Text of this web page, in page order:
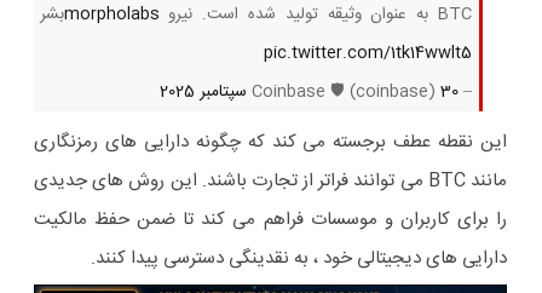
BTC به عنوان وثیقه تولید شده است. نیرو
morpholabsبشر
pic.twitter.com/1tk14wwlt5
– Coinbase 🛡 (coinbase)30 سپتامبر 2025
این نقطه عطف برجسته می کند که چگونه دارایی های رمزنگاری
مانند BTC می توانند فراتر از تجارت باشند. این روش های جدیدی
را برای کاربران و موسسات فراهم می کند تا ضمن حفظ مالکیت
دارایی های دیجیتالی خود ، به نقدینگی دسترسی پیدا کنند.